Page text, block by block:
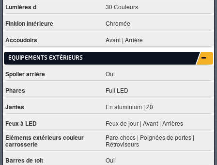
Lumières d 30 Couleurs
Finition intérieure Chromée
Accoudoirs Avant | Arrière
EQUIPEMENTS EXTÈRIEURS
Spoiler arrière Oui
Phares Full LED
Jantes En aluminium | 20
Feux à LED Feux de jour | Avant | Arrières
Eléments extérieurs couleur
carrosserie
Pare-chocs | Poignées de portes |
Rétroviseurs
Barres de toit Oui